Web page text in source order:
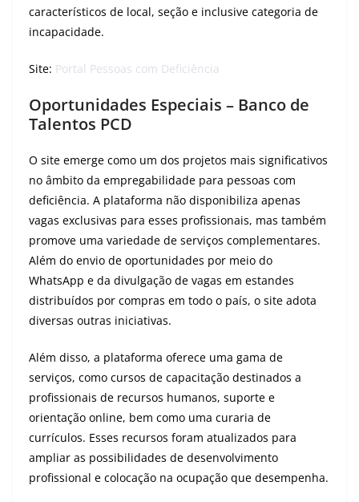
característicos de local, seção e inclusive categoria de
incapacidade.
Site: Portal Pessoas com Deficiência
Oportunidades Especiais – Banco de
Talentos PCD
O site emerge como um dos projetos mais significativos
no âmbito da empregabilidade para pessoas com
deficiência. A plataforma não disponibiliza apenas
vagas exclusivas para esses profissionais, mas também
promove uma variedade de serviços complementares.
Além do envio de oportunidades por meio do
WhatsApp e da divulgação de vagas em estandes
distribuídos por compras em todo o país, o site adota
diversas outras iniciativas.
Além disso, a plataforma oferece uma gama de
serviços, como cursos de capacitação destinados a
profissionais de recursos humanos, suporte e
orientação online, bem como uma curaria de
currículos. Esses recursos foram atualizados para
ampliar as possibilidades de desenvolvimento
profissional e colocação na ocupação que desempenha.